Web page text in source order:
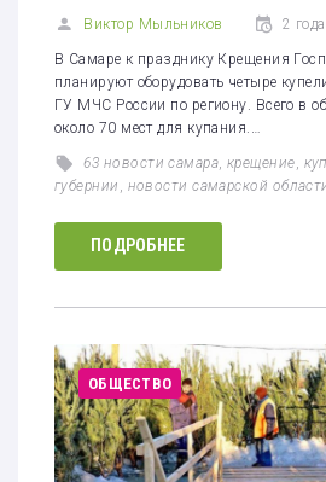
Виктор Мыльников 2
В Самаре к празднику Крещения
планируют оборудовать четыре
ГУ МЧС России по региону. Всего в
около 70 мест для купания.…
63 новости самара,крещение,
губернии , новости самарской
ПОДРОБНЕЕ
ОБЩЕСТВО